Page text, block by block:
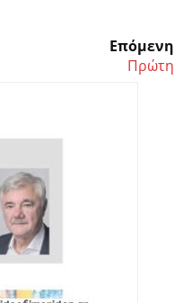
Επόμενη
Πρώτη